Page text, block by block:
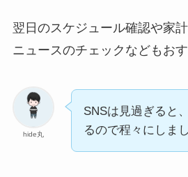
翌日のスケジュール確認や家
ニュースのチェックなどもおす
hide丸
SNSは見過ぎると
るので程々にしま